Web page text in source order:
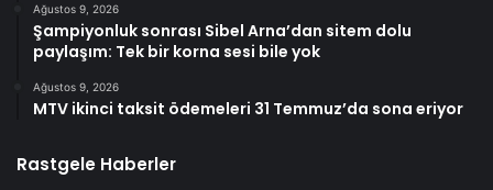
Ağustos 9, 2026
Şampiyonluk sonrası Sibel Arna’dan sitem dolu
paylaşım: Tek bir korna sesi bile yok
Ağustos 9, 2026
MTV ikinci taksit ödemeleri 31 Temmuz’da sona eriyor
Rastgele Haberler